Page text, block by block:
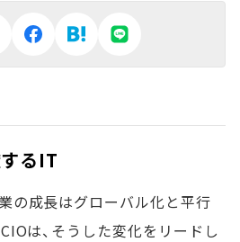
るIT
の成長はグローバル化と平行
は、そうした変化をリードし